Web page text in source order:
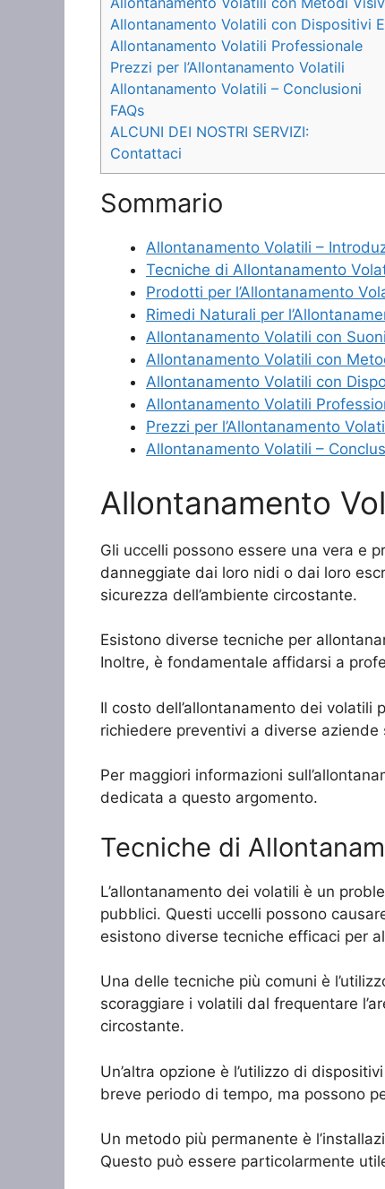
Allontanamento Volatili con Dispositivi
Allontanamento Volatili Professionale
Prezzi per l’Allontanamento Volatili
Allontanamento Volatili – Conclusioni
FAQs
ALCUNI DEI NOSTRI SERVIZI:
Contattaci
Sommario
Allontanamento Volatili –
Tecniche di Allontanamento
Prodotti per l’Allontanamento
Rimedi Naturali per
Allontanamento Volatili con Suoni
Allontanamento Volatili con
Allontanamento Volatili con
Allontanamento Volatili
Prezzi per l’Allontanamento
Allontanamento Volatili –
Allontanamento
Gli uccelli possono essere una vera e
danneggiate dai loro nidi o dai loro
sicurezza dell’ambiente circostante.
Esistono diverse tecniche per
Inoltre, è fondamentale affidarsi a
Il costo dell’allontanamento dei volatili
richiedere preventivi a diverse
Per maggiori informazioni
dedicata a questo argomento.
Tecniche di
L’allontanamento dei volatili è un
pubblici. Questi uccelli possono
esistono diverse tecniche efficaci per
Una delle tecniche più comuni è
scoraggiare i volatili dal frequentare
circostante.
Un’altra opzione è l’utilizzo di
breve periodo di tempo, ma possono
Un metodo più permanente è
Questo può essere particolarmente